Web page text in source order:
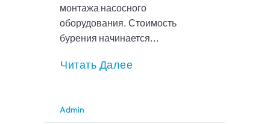
монтажа насосного
оборудования. Стоимость
бурения начинается...
Читать Далее
Admin